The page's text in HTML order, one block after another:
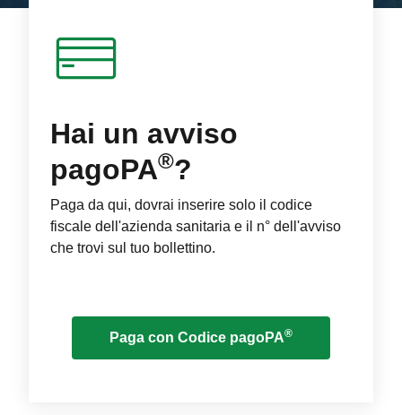
Hai un avviso
pagoPA®?
Paga da qui, dovrai inserire solo il codice
fiscale dell'azienda sanitaria e il n° dell'avviso
che trovi sul tuo bollettino.
Paga con Codice pagoPA®